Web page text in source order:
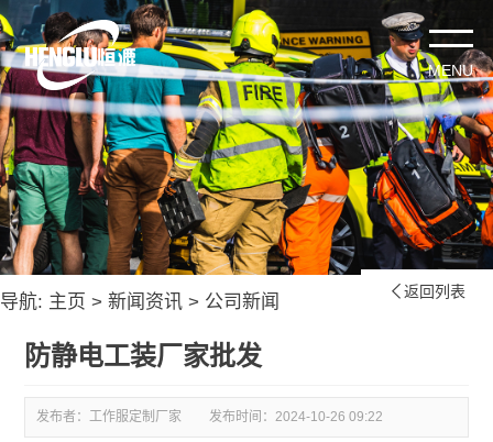
导航: 主页 > 新闻资讯 > 公司新闻  返回列表
防静电工装厂家批发
发布者：工作服定制厂家 发布时间：2024-10-26 09:22